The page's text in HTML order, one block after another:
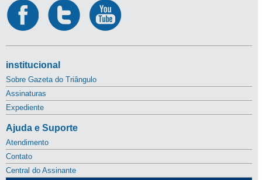
institucional
Sobre Gazeta do Triângulo
Assinaturas
Expediente
Ajuda e Suporte
Atendimento
Contato
Central do Assinante